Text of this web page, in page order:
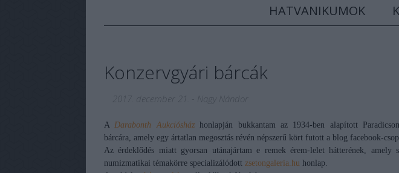
HATVANIKUMOK
Konzervgyári bárcák
2017. december 21. Nagy Nándor
ADarabonth Aukciósházhonlapján bukkantam az 1934-ben alapított
bárcára, amely egy ártatlan megosztás révén népszerű kört futott a blog facebook-
Az érdeklődés miatt gyorsan utánajártam e remek érem-lelet hátterének, amely
numizmatikai témakörre specializálódott zsetongaleria.hu honlap.